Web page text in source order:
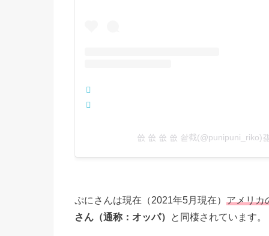
씂 씂 씂 씂 솯截(@punipuni_riko)
ぷにさんは現在（2021年5月現在） アメリカ
さん（通称：オッパ）
と同棲されています。